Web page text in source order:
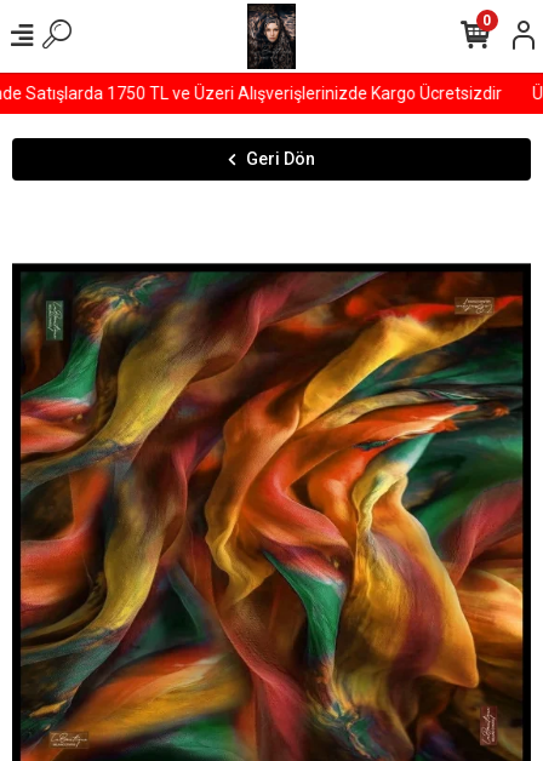
1750 TL ve Üzeri Alışverişlerinizde Kargo Ücretsizdir
0
Geri Dön